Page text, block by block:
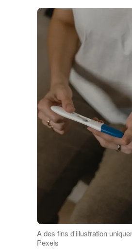
A des fins d'illustration
Pexels